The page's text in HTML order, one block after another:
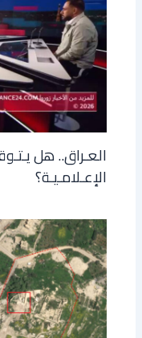
العـراق.. هل
الإعـلامـيـة؟